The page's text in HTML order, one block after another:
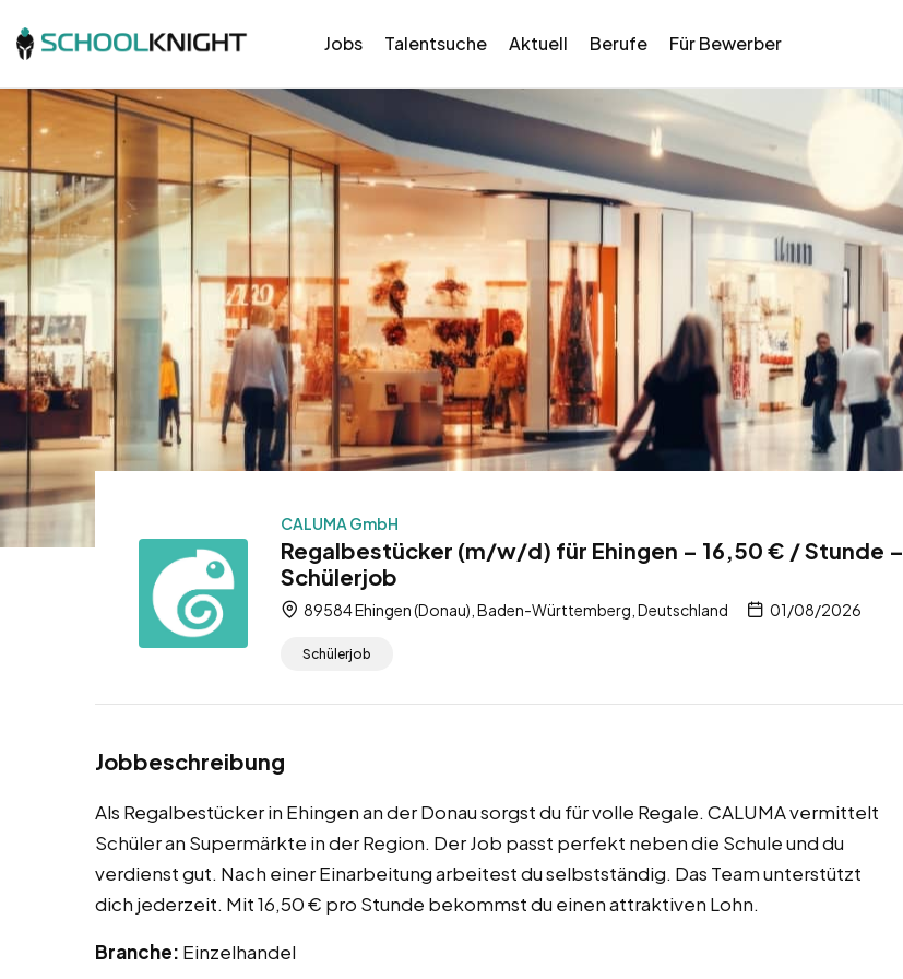
Jobs Talentsuche Aktuell Berufe Für Bewerber
CALUMA GmbH
Regalbestücker (m/w/d) für Ehingen – 16,50 € / Stunde –
Schülerjob
89584 Ehingen (Donau), Baden-Württemberg, Deutschland 01/08/2026
Schülerjob
Jobbeschreibung
Als Regalbestücker in Ehingen an der Donau sorgst du für volle Regale. CALUMA vermittelt
Schüler an Supermärkte in der Region. Der Job passt perfekt neben die Schule und du
verdienst gut. Nach einer Einarbeitung arbeitest du selbstständig. Das Team unterstützt
dich jederzeit. Mit 16,50 € pro Stunde bekommst du einen attraktiven Lohn.
Branche: Einzelhandel